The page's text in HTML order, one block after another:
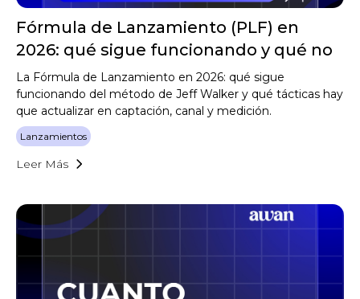
Fórmula de Lanzamiento (PLF) en
2026: qué sigue funcionando y qué no
La Fórmula de Lanzamiento en 2026: qué sigue
funcionando del método de Jeff Walker y qué tácticas hay
que actualizar en captación, canal y medición.
Lanzamientos
Leer Más